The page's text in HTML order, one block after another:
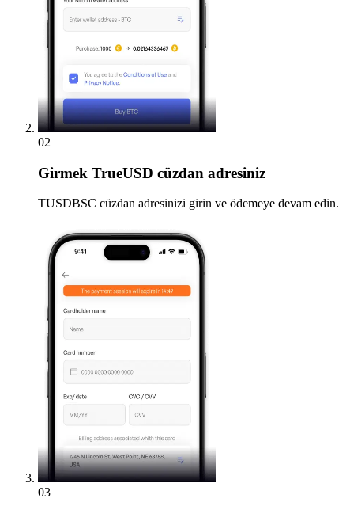
02
Girmek TrueUSD cüzdan adresiniz
TUSDBSC cüzdan adresinizi girin ve ödemeye devam edin.
03